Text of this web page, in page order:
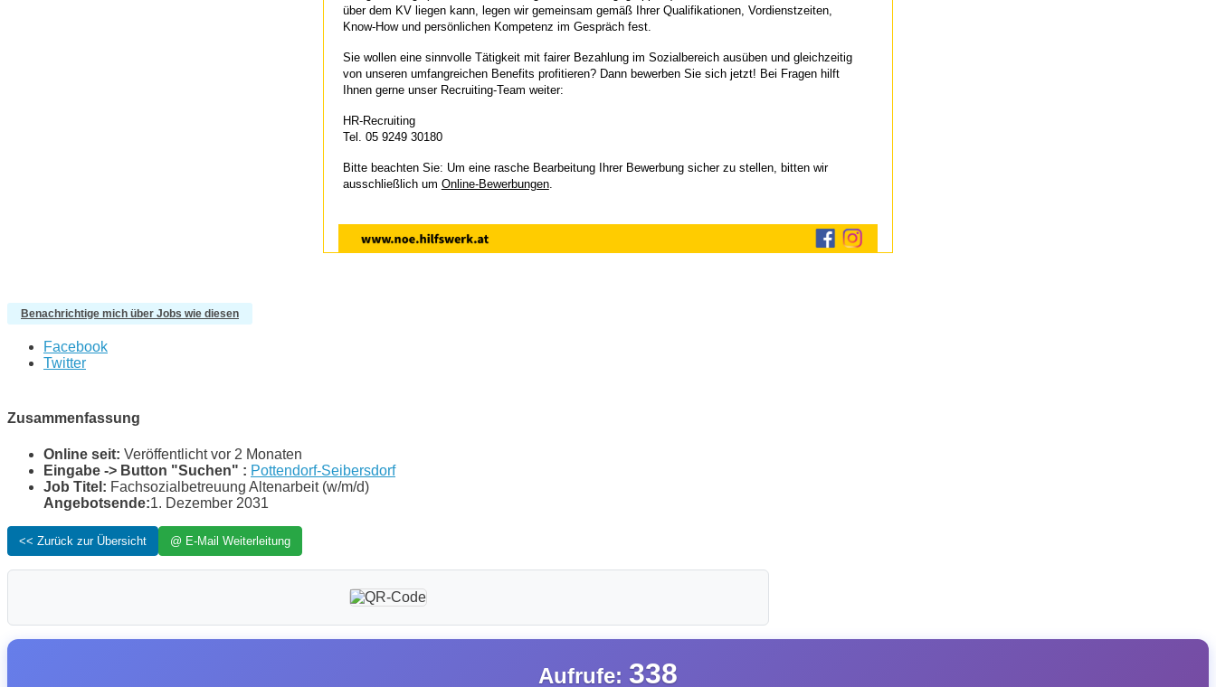
Benachrichtige mich über Jobs wie diesen
Facebook
Twitter
Zusammenfassung
Online seit: Veröffentlicht vor 2 Monaten
Eingabe -> Button "Suchen" : Pottendorf-Seibersdorf
Job Titel: Fachsozialbetreuung Altenarbeit (w/m/d)
Angebotsende:1. Dezember 2031
Aufrufe: 338